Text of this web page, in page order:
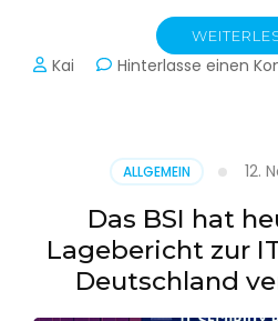
Kai Hinterlasse einen
ALLGEMEIN 12.
Das BSI hat
Lagebericht zur
Deutschland